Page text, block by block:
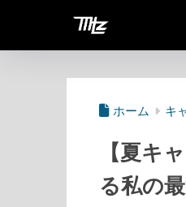
ホーム キ
【夏キ
る私の